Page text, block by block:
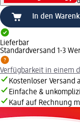
In den
Lieferbar
Standardversand 1-3
Verfügbarkeit in einem
Kostenloser Versand
Einfache &
Kauf auf Rechnung